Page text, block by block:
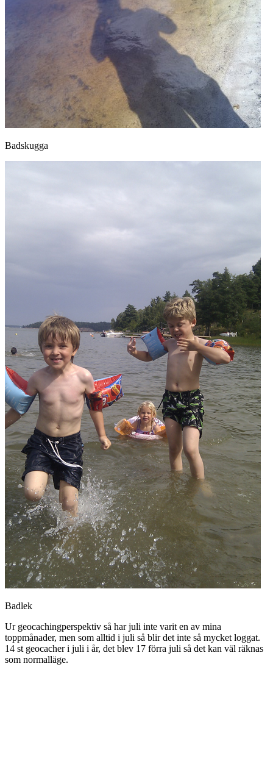
Badskugga
Badlek
Ur geocachingperspektiv så har juli inte varit en av mina
toppmånader, men som alltid i juli så blir det inte så mycket loggat.
14 st geocacher i juli i år, det blev 17 förra juli så det kan väl räknas
som normalläge.